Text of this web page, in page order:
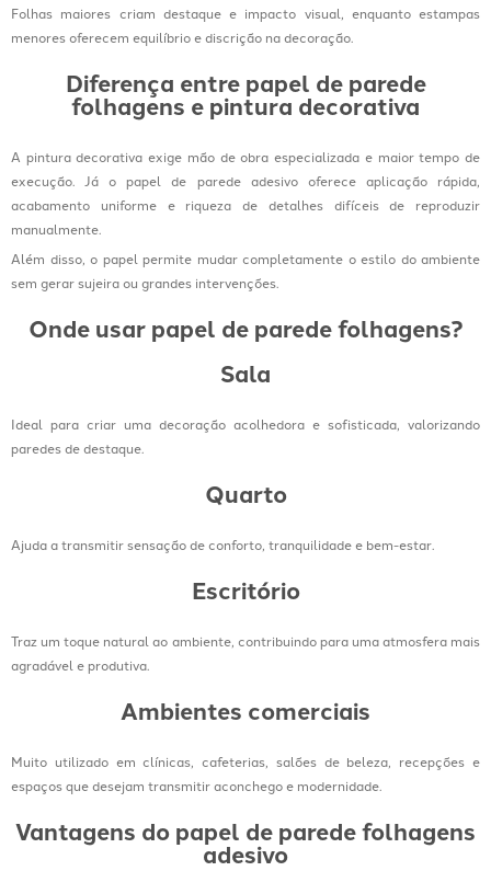
Folhas maiores criam destaque e impacto visual, enquanto estampas
menores oferecem equilíbrio e discrição na decoração.
Diferença entre papel de parede
folhagens e pintura decorativa
A pintura decorativa exige mão de obra especializada e maior tempo de
execução. Já o papel de parede adesivo oferece aplicação rápida,
acabamento uniforme e riqueza de detalhes difíceis de reproduzir
manualmente.
Além disso, o papel permite mudar completamente o estilo do ambiente
sem gerar sujeira ou grandes intervenções.
Onde usar papel de parede folhagens?
Sala
Ideal para criar uma decoração acolhedora e sofisticada, valorizando
paredes de destaque.
Quarto
Ajuda a transmitir sensação de conforto, tranquilidade e bem-estar.
Escritório
Traz um toque natural ao ambiente, contribuindo para uma atmosfera mais
agradável e produtiva.
Ambientes comerciais
Muito utilizado em clínicas, cafeterias, salões de beleza, recepções e
espaços que desejam transmitir aconchego e modernidade.
Vantagens do papel de parede folhagens
adesivo